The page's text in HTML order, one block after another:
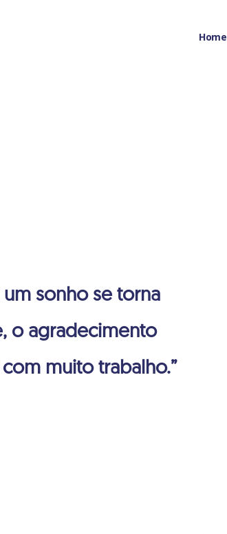
Home
um sonho se torna
o agradecimento
muito trabalho.”